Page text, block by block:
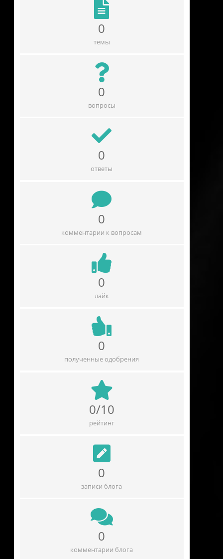
0
темы
0
вопросы
0
ответы
0
комментарии к вопросам
0
лайк
0
полученные одобрения
0/10
рейтинг
0
записи блога
0
комментарии блога